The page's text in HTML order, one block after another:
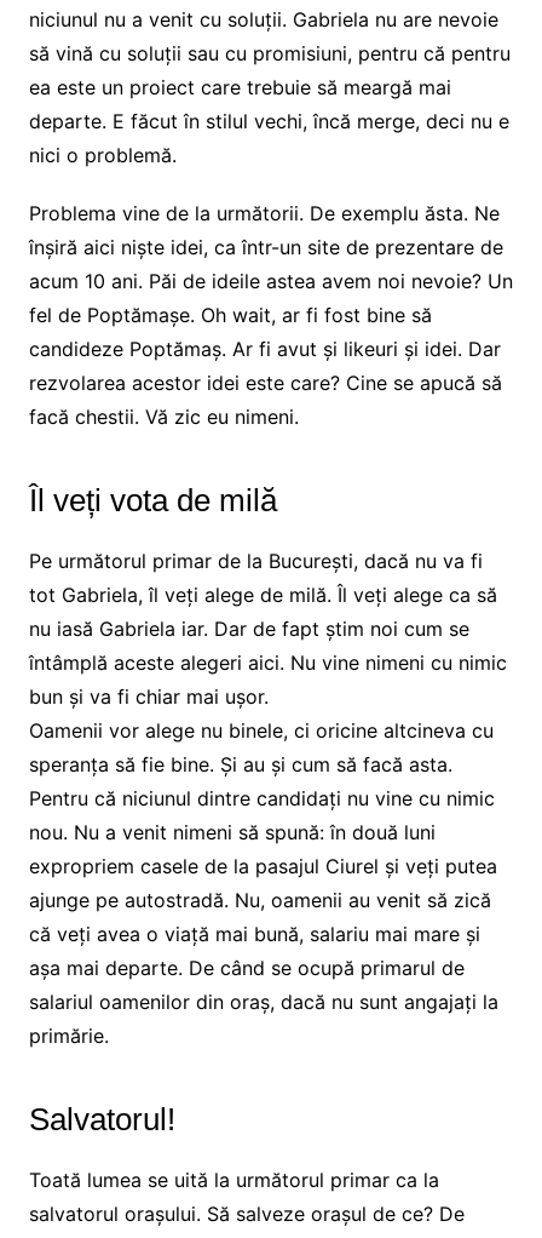
niciunul nu a venit cu soluții. Gabriela nu are nevoie
să vină cu soluții sau cu promisiuni, pentru că pentru
ea este un proiect care trebuie să meargă mai
departe. E făcut în stilul vechi, încă merge, deci nu e
nici o problemă.
Problema vine de la următorii. De exemplu ăsta. Ne
înșiră aici niște idei, ca într-un site de prezentare de
acum 10 ani. Păi de ideile astea avem noi nevoie? Un
fel de Poptămașe. Oh wait, ar fi fost bine să
candideze Poptămaș. Ar fi avut și likeuri și idei. Dar
rezvolarea acestor idei este care? Cine se apucă să
facă chestii. Vă zic eu nimeni.
Îl veți vota de milă
Pe următorul primar de la București, dacă nu va fi
tot Gabriela, îl veți alege de milă. Îl veți alege ca să
nu iasă Gabriela iar. Dar de fapt știm noi cum se
întâmplă aceste alegeri aici. Nu vine nimeni cu nimic
bun și va fi chiar mai ușor.
Oamenii vor alege nu binele, ci oricine altcineva cu
speranța să fie bine. Și au și cum să facă asta.
Pentru că niciunul dintre candidați nu vine cu nimic
nou. Nu a venit nimeni să spună: în două luni
expropriem casele de la pasajul Ciurel și veți putea
ajunge pe autostradă. Nu, oamenii au venit să zică
că veți avea o viață mai bună, salariu mai mare și
așa mai departe. De când se ocupă primarul de
salariul oamenilor din oraș, dacă nu sunt angajați la
primărie.
Salvatorul!
Toată lumea se uită la următorul primar ca la
salvatorul orașului. Să salveze orașul de ce? De